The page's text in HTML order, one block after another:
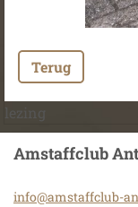
Terug
lezing
Amstaffclub
info@amstaffclub-